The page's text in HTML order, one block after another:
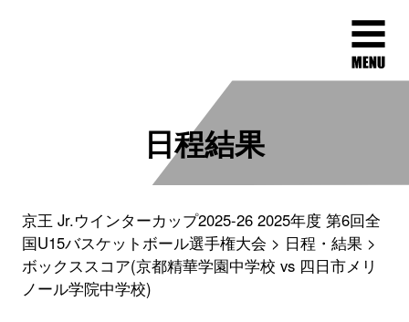
日程結果
京王 Jr.ウインターカップ2025-26 2025年度 第6回全
国U15バスケットボール選手権大会
日程・結果
ボックススコア(京都精華学園中学校 vs 四日市メリ
ノール学院中学校)